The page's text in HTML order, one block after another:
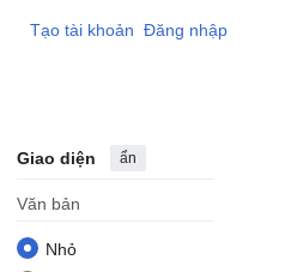
Tạo tài khoản Đăng nhập
Giao diện ẩn
Văn bản
Nhỏ